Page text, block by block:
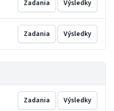
Zadania Výsledky
Zadania Výsledky
Zadania Výsledky